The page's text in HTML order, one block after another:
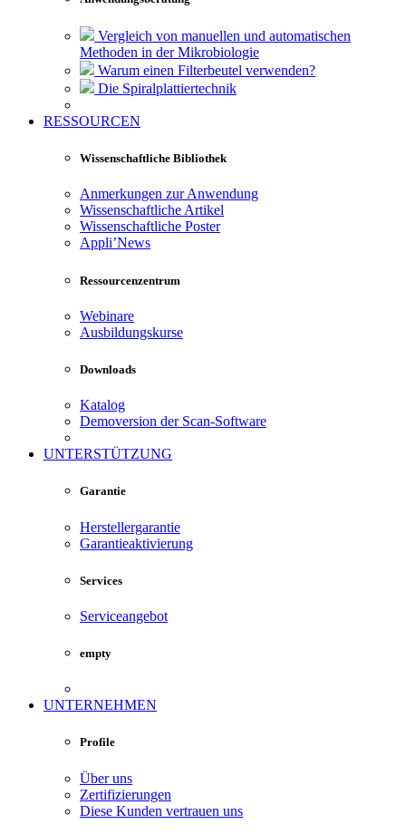
Vergleich von manuellen und automatischen
Methoden in der Mikrobiologie
Warum einen Filterbeutel verwenden?
Die Spiralplattier­technik
RESSOURCEN
Wissenschaftliche Bibliothek
Anmerkungen zur Anwendung
Wissenschaftliche Artikel
Wissenschaftliche Poster
Appli’News
Ressourcenzentrum
Webinare
Ausbildungskurse
Downloads
Katalog
Demoversion der Scan-Software
UNTERSTÜTZUNG
Garantie
Herstellergarantie
Garantieaktivierung
Services
Serviceangebot
empty
UNTERNEHMEN
Profile
Über uns
Zertifizierungen
Diese Kunden vertrauen uns